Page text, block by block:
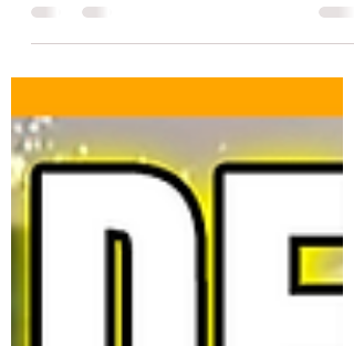
última visita a mãe gravou o filho dizendo:
Não quero ir, ele me B4T3. O Caso